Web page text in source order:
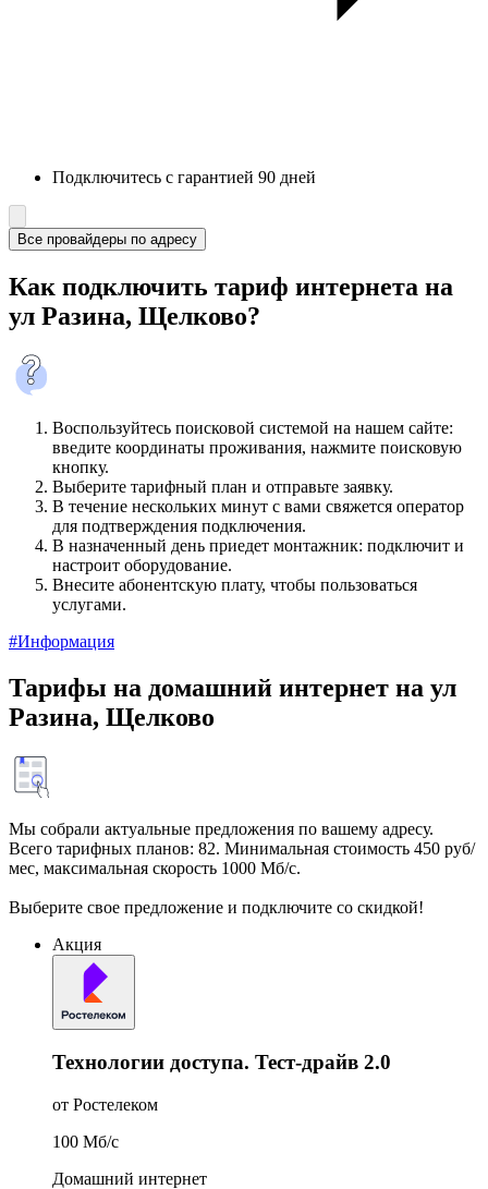
Подключитесь с гарантией 90 дней
Все провайдеры по адресу
Как подключить тариф интернета на
ул Разина, Щелково?
Воспользуйтесь поисковой системой на нашем сайте:
введите координаты проживания, нажмите поисковую
кнопку.
Выберите тарифный план и отправьте заявку.
В течение нескольких минут с вами свяжется оператор
для подтверждения подключения.
В назначенный день приедет монтажник: подключит и
настроит оборудование.
Внесите абонентскую плату, чтобы пользоваться
услугами.
#Информация
Тарифы на домашний интернет на ул
Разина, Щелково
Мы собрали актуальные предложения по вашему адресу.
Всего тарифных планов: 82. Минимальная стоимость 450 руб/
мес, максимальная скорость 1000 Мб/с.
Выберите свое предложение и подключите со скидкой!
Акция
Технологии доступа. Тест-драйв 2.0
от Ростелеком
100 Мб/c
Домашний интернет